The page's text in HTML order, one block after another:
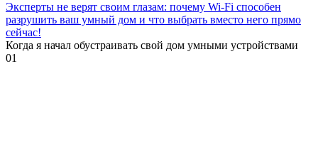
Эксперты не верят своим глазам: почему Wi-Fi способен
разрушить ваш умный дом и что выбрать вместо него прямо
сейчас!
Когда я начал обустраивать свой дом умными устройствами
01